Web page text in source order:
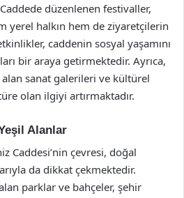
düzenlenen festivaller,
yerel halkın hem de ziyaretçilerin
caddenin sosyal yaşamını
bir araya getirmektedir. Ayrıca,
sanat galerileri ve kültürel
olan ilgiyi artırmaktadır.
Alanlar
Caddesi’nin çevresi, doğal
da dikkat çekmektedir.
parklar ve bahçeler, şehir